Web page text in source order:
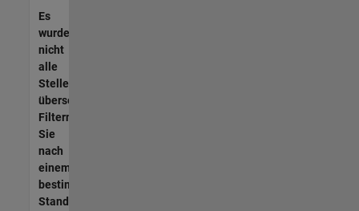
Es
wurden
nicht
alle
Stellen
übersetzt.
Filtern
Sie
nach
einem
bestimmten
Standort,